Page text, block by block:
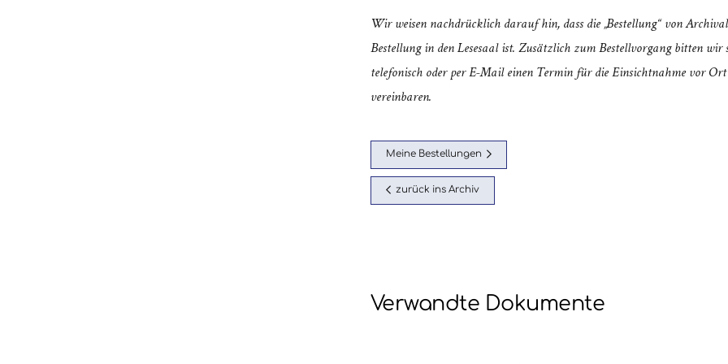
Wir weisen nachdrücklich darauf hin, dass die „Bestellung“ von
Bestellung in den Lesesaal ist. Zusätzlich zum Bestellvorgang bitten wir
telefonisch oder per E-Mail einen Termin für die Einsichtnahme vor
vereinbaren.
Meine Bestellungen
zurück ins Archiv
Verwandte Dokumente